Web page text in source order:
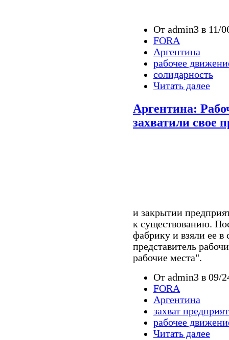
От admin3 в 11/
FORA
Аргентина
рабочее
солидарность
Читать далее
Аргентина:
захватили свое
и закрытии
к существованию.
фабрику и взяли ее в
представитель
рабочие места".
От admin3 в 09/
FORA
Аргентина
захват
рабочее
Читать далее